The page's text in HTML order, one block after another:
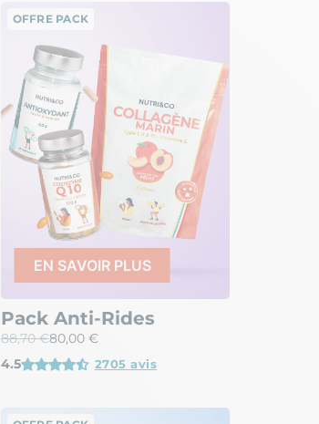
EN SAVOIR PLUS
Pack Anti-Rides
88,70 €80,00 €
4.5
2705 avis
OFFRE PACK